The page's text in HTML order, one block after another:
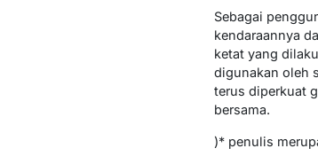
Sebagai
kendaraannya
ketat yang
digunakan oleh
terus diperkuat
bersama.
)* penulis